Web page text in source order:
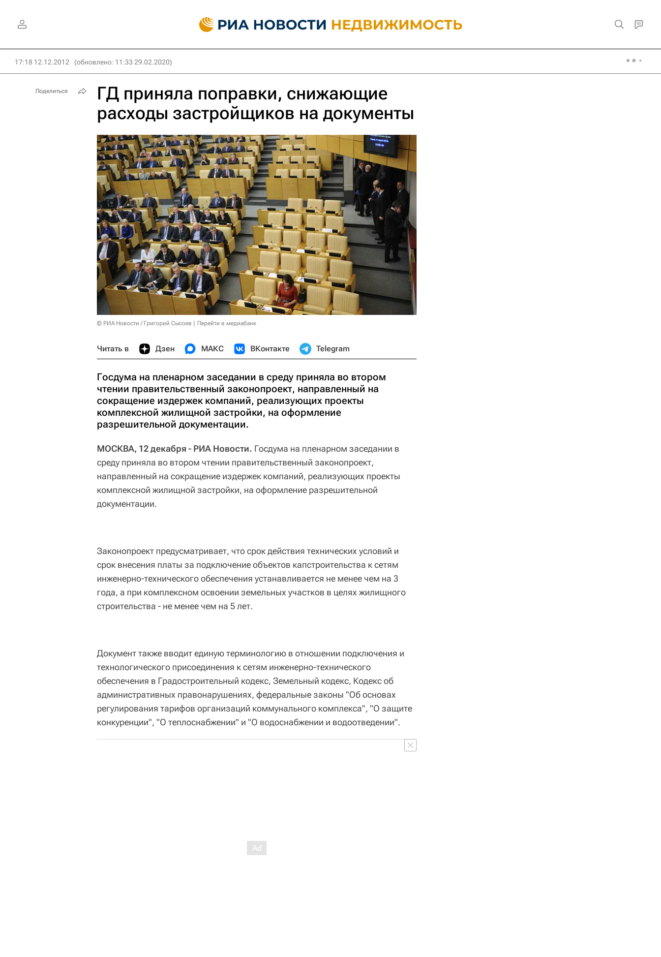
17:18 12.12.2012 (обновлено: 11:33 29.02.2020)
ГД приняла поправки, снижающие
расходы застройщиков на документы
© РИА Новости / Григорий Сысоев Перейти в медиабанк
Читать в Дзен МАКС ВКонтакте Telegram
Госдума на пленарном заседании в среду приняла во втором
чтении правительственный законопроект, направленный на
сокращение издержек компаний, реализующих проекты
комплексной жилищной застройки, на оформление
разрешительной документации.
МОСКВА, 12 декабря - РИА Новости. Госдума на пленарном заседании в
среду приняла во втором чтении правительственный законопроект,
направленный на сокращение издержек компаний, реализующих проекты
комплексной жилищной застройки, на оформление разрешительной
документации.
Законопроект предусматривает, что срок действия технических условий и
срок внесения платы за подключение объектов капстроительства к сетям
инженерно-технического обеспечения устанавливается не менее чем на 3
года, а при комплексном освоении земельных участков в целях жилищного
строительства - не менее чем на 5 лет.
Документ также вводит единую терминологию в отношении подключения и
технологического присоединения к сетям инженерно-технического
обеспечения в Градостроительный кодекс, Земельный кодекс, Кодекс об
административных правонарушениях, федеральные законы "Об основах
регулирования тарифов организаций коммунального комплекса", "О защите
конкуренции", "О теплоснабжении" и "О водоснабжении и водоотведении".
Поделиться